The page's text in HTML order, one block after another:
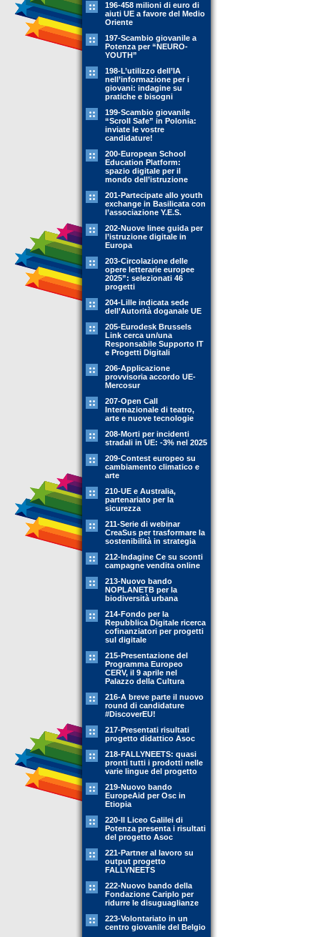
196-458 milioni di euro di
aiuti UE a favore del Medio
Oriente
197-Scambio giovanile a
Potenza per “NEURO-
YOUTH”
198-L’utilizzo dell’IA
nell’informazione per i
giovani: indagine su
pratiche e bisogni
199-Scambio giovanile
“Scroll Safe” in Polonia:
inviate le vostre
candidature!
200-European School
Education Platform:
spazio digitale per il
mondo dell’istruzione
201-Partecipate allo youth
exchange in Basilicata con
l’associazione Y.E.S.
202-Nuove linee guida per
l’istruzione digitale in
Europa
203-Circolazione delle
opere letterarie europee
2025”: selezionati 46
progetti
204-Lille indicata sede
dell’Autorità doganale UE
205-Eurodesk Brussels
Link cerca un/una
Responsabile Supporto IT
e Progetti Digitali
206-Applicazione
provvisoria accordo UE-
Mercosur
207-Open Call
Internazionale di teatro,
arte e nuove tecnologie
208-Morti per incidenti
stradali in UE: -3% nel 2025
209-Contest europeo su
cambiamento climatico e
arte
210-UE e Australia,
partenariato per la
sicurezza
211-Serie di webinar
CreaSus per trasformare la
sostenibilità in strategia
212-Indagine Ce su sconti
campagne vendita online
213-Nuovo bando
NOPLANETB per la
biodiversità urbana
214-Fondo per la
Repubblica Digitale ricerca
cofinanziatori per progetti
sul digitale
215-Presentazione del
Programma Europeo
CERV, il 9 aprile nel
Palazzo della Cultura
216-A breve parte il nuovo
round di candidature
#DiscoverEU!
217-Presentati risultati
progetto didattico Asoc
218-FALLYNEETS: quasi
pronti tutti i prodotti nelle
varie lingue del progetto
219-Nuovo bando
EuropeAid per Osc in
Etiopia
220-Il Liceo Galilei di
Potenza presenta i risultati
del progetto Asoc
221-Partner al lavoro su
output progetto
FALLYNEETS
222-Nuovo bando della
Fondazione Cariplo per
ridurre le disuguaglianze
223-Volontariato in un
centro giovanile del Belgio